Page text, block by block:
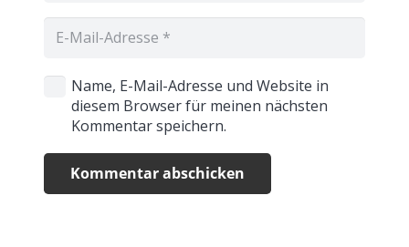
Name, E-Mail-Adresse und Website in
diesem Browser für meinen nächsten
Kommentar speichern.
Kommentar abschicken